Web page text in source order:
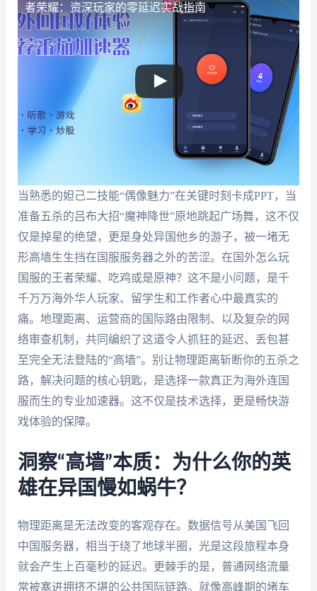
者荣耀：资深玩家的零延迟实战指南
当熟悉的妲己二技能“偶像魅力”在关键时刻卡成PPT，当
准备五杀的吕布大招“魔神降世”原地跳起广场舞，这不仅
仅是掉星的绝望，更是身处异国他乡的游子，被一堵无
形高墙生生挡在国服服务器之外的苦涩。在国外怎么玩
国服的王者荣耀、吃鸡或是原神？这不是小问题，是千
千万万海外华人玩家、留学生和工作者心中最真实的
痛。地理距离、运营商的国际路由限制、以及复杂的网
络审查机制，共同编织了这道令人抓狂的延迟、丢包甚
至完全无法登陆的“高墙”。别让物理距离斩断你的五杀之
路，解决问题的核心钥匙，是选择一款真正为海外连国
服而生的专业加速器。这不仅是技术选择，更是畅快游
戏体验的保障。
洞察“高墙”本质：为什么你的英
雄在异国慢如蜗牛？
物理距离是无法改变的客观存在。数据信号从美国飞回
中国服务器，相当于绕了地球半圈，光是这段旅程本身
就会产生上百毫秒的延迟。更棘手的是，普通网络流量
常被塞进拥挤不堪的公共国际链路。就像高峰期的堵车